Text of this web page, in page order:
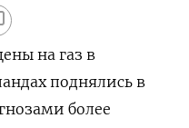
на газ в
поднялись в
более